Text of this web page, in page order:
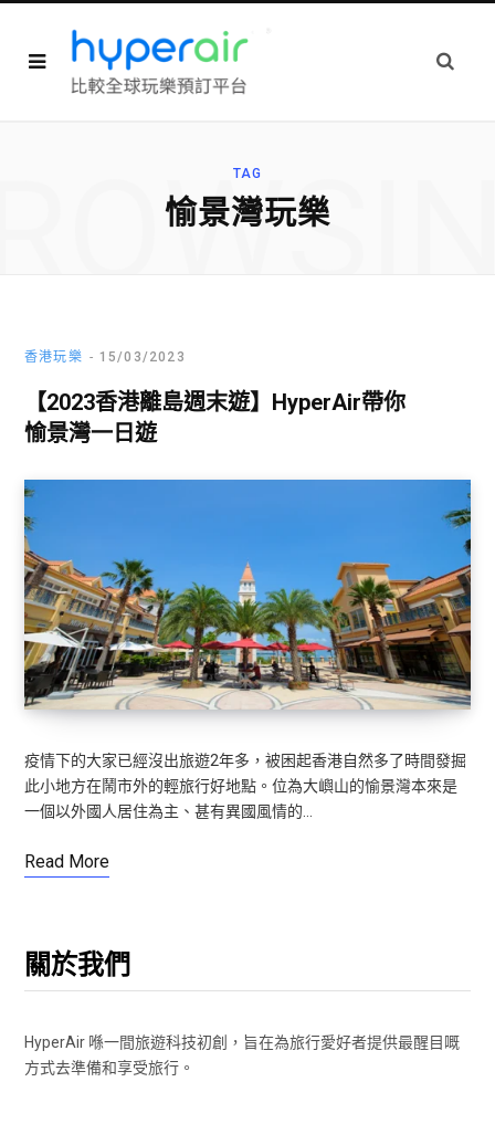
TAG
愉景灣玩樂
香港玩樂 15/03/2023
【2023香港離島週末遊】HyperAir帶你
愉景灣一日遊
疫情下的大家已經沒出旅遊2年多，被困起香港自然多了時間發掘
此小地方在鬧市外的輕旅行好地點。位為大嶼山的愉景灣本來是
一個以外國人居住為主、甚有異國風情的…
Read More
關於我們
HyperAir 喺一間旅遊科技初創，旨在為旅行愛好者提供最醒目嘅
方式去準備和享受旅行。